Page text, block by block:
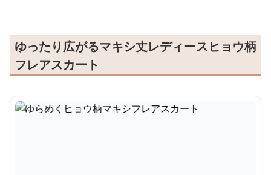
ゆったり広がるマキシ丈レディースヒョウ柄
フレアスカート